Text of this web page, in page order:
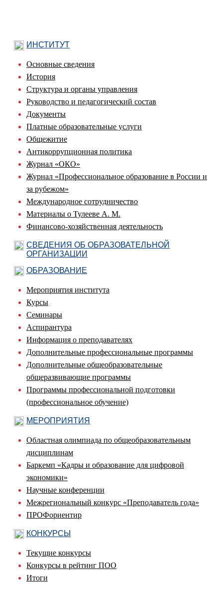
ИНСТИТУТ
Основные сведения
История
Структура и органы управления
Руководство и педагогический состав
Документы
Платные образовательные услуги
Общежитие
Антикоррупционная политика
Журнал «ОКО»
Журнал «Профессиональное образование в России и
за рубежом»
Международное сотрудничество
Материалы о Тулееве А. М.
Финансово-хозяйственная деятельность
СВЕДЕНИЯ ОБ ОБРАЗОВАТЕЛЬНОЙ
ОРГАНИЗАЦИИ
ОБРАЗОВАНИЕ
Мероприятия института
Курсы
Семинары
Аспирантура
Информация о преподавателях
Дополнительные профессиональные программы
Дополнительные общеобразовательные
общеразвивающие программы
Программы профессиональной подготовки
(профессиональное обучение)
МЕРОПРИЯТИЯ
Областная олимпиада по общеобразовательным
дисциплинам
Баркемп «Кадры и образование для цифровой
экономики»
Научные конференции
Межрегиональный конкурс «Преподаватель года»
ПРОФориентир
КОНКУРСЫ
Текущие конкурсы
Конкурсы в рейтинг ПОО
Итоги